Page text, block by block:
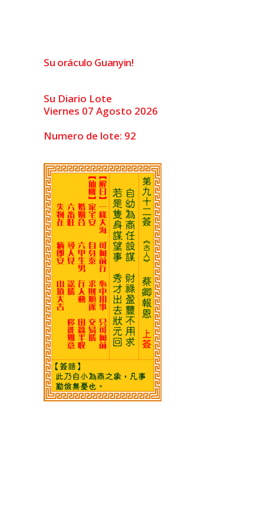
Su oráculo Guanyin!
Su Diario Lote
Viernes 07 Agosto 2026
Numero de lote: 92